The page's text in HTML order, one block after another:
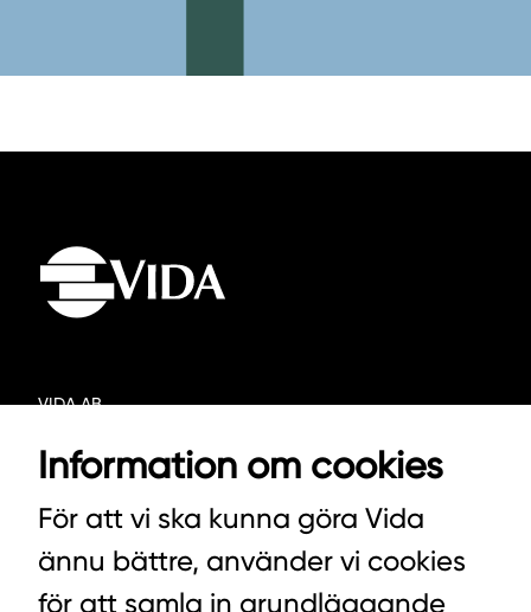
VIDA AB
342 21 ALVESTA
VÄXEL HUVUDKONTORET: 0472-439 00
VÄXEL PELLETS/STALLSTRÖ: 0393-216 50
Information om cookies
För att vi ska kunna göra Vida
ännu bättre, använder vi cookies
för att samla in grundläggande